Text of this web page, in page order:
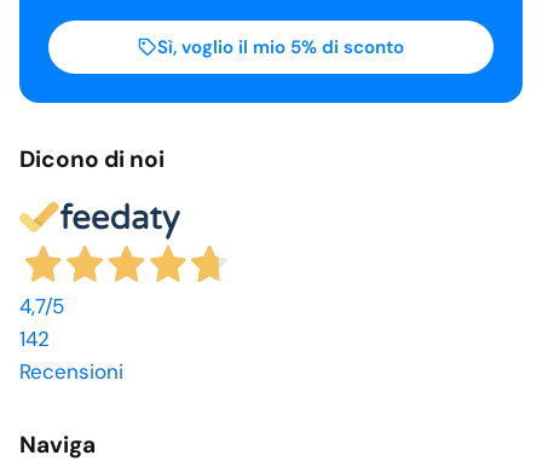
Dicono di noi
4,7/5
142
Recensioni
Naviga
Sì, voglio il mio 5% di sconto